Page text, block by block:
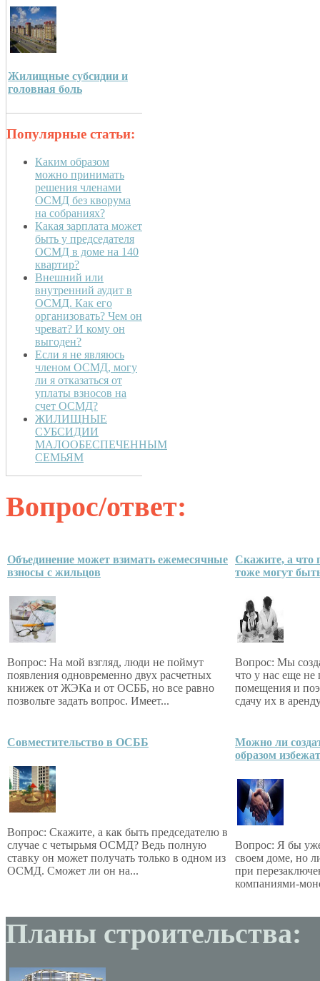
Жилищные субсидии и
головная боль
Популярные статьи:
Каким образом
можно принимать
решения членами
ОСМД без кворума
на собраниях?
Какая зарплата может
быть у председателя
ОСМД в доме на 140
квартир?
Внешний или
внутренний аудит в
ОСМД. Как его
организовать? Чем он
чреват? И кому он
выгоден?
Если я не являюсь
членом ОСМД, могу
ли я отказаться от
уплаты взносов на
счет ОСМД?
ЖИЛИЩНЫЕ
СУБСИДИИ
МАЛООБЕСПЕЧЕННЫМ
СЕМЬЯМ
Вопрос/ответ:
Объединение может взимать ежемесячные
взносы с жильцов
Вопрос: На мой взгляд, люди не поймут
появления одновременно двух расчетных
книжек от ЖЭКа и от ОСББ, но все равно
позвольте задать вопрос. Имеет...
Скажите, а что
тоже могут
Вопрос: Мы
что у нас еще
помещения и
сдачу их в
Совместительство в ОСББ
Вопрос: Скажите, а как быть председателю в
случае с четырьмя ОСМД? Ведь полную
ставку он может получать только в одном из
ОСМД. Сможет ли он на...
Можно ли
образом
Вопрос: Я бы
своем доме, но
при
компаниями-
Планы строительства: